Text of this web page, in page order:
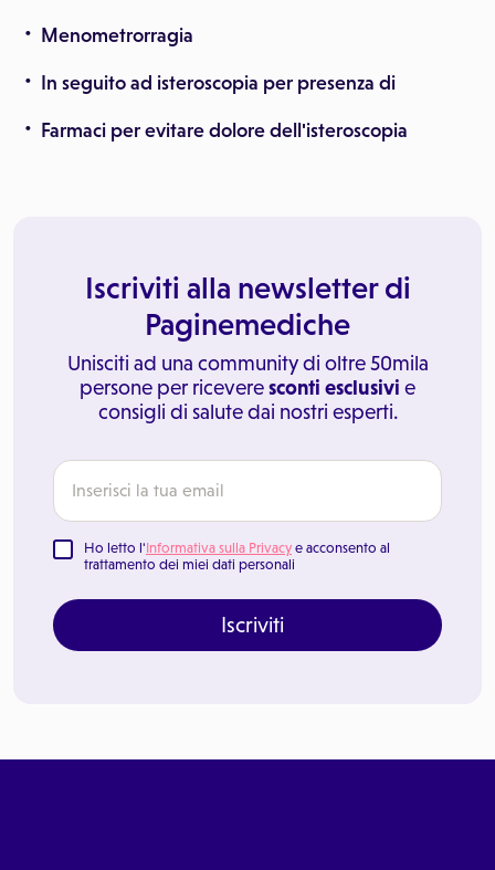
Menometrorragia
In seguito ad isteroscopia per presenza di
Farmaci per evitare dolore dell'isteroscopia
Iscriviti alla newsletter di
Paginemediche
Unisciti ad una community di oltre 50mila
persone per riceveresconti esclusivi e
consigli di salute dai nostri esperti.
Ho letto l'Informativa sulla Privacy e acconsento al
trattamento dei miei dati personali
Iscriviti